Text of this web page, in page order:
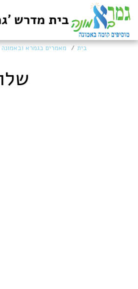
בית מדרש
בית מאמרים בגמרא ובאמונה